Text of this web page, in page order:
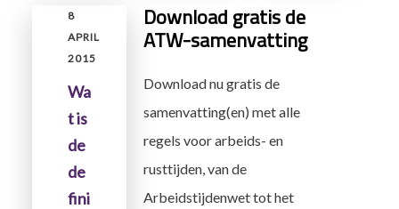
DIENT
EEN
DIENST
PLAATS
8
APRIL
2015
Wa
t is
de
de
fini
Download gratis de
ATW-samenvatting
Download nu gratis de
samenvatting(en) met alle
regels voor arbeids- en
rusttijden, van de
Arbeidstijdenwet tot het